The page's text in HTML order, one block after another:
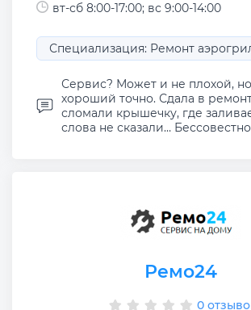
вт-сб 8:00-17:00; вс 9:00-14:00
Специализация: Ремонт
Сервис? Может и не плохой,
хороший точно. Сдала в
сломали крышечку, где
слова не сказали…
Ремо24
0